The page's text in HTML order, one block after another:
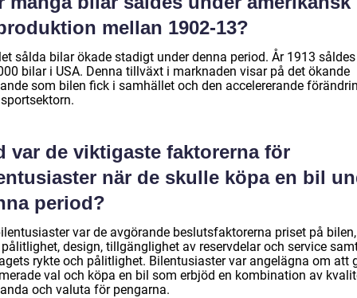
mellan 1902-13?
sålda bilar ökade stadigt under denna period. År 1913
bilar i USA. Denna tillväxt i marknaden visar på det ökande
som bilen fick i samhället och den accelererande
var de viktigaste faktorerna för
när de skulle köpa en bil
period?
var de avgörande beslutsfaktorerna priset på bilen,
design, tillgänglighet av reservdelar och service
rykte och pålitlighet. Bilentusiaster var angelägna om att
val och köpa en bil som erbjöd en kombination av
och valuta för pengarna.